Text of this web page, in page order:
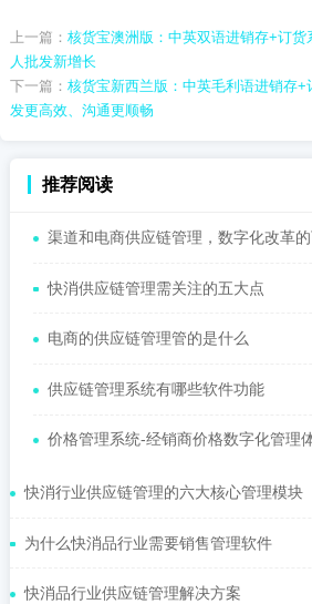
上一篇： 核货宝澳洲版：中英双语进销存+订
人批发新增长
下一篇： 核货宝新西兰版：中英毛利语进销存
发更高效、沟通更顺畅
推荐阅读
渠道和电商供应链管理，数字化改革
快消供应链管理需关注的五大点
电商的供应链管理管的是什么
供应链管理系统有哪些软件功能
价格管理系统-经销商价格数字化管理
快消行业供应链管理的六大核心管理模块
为什么快消品行业需要销售管理软件
快消品行业供应链管理解决方案